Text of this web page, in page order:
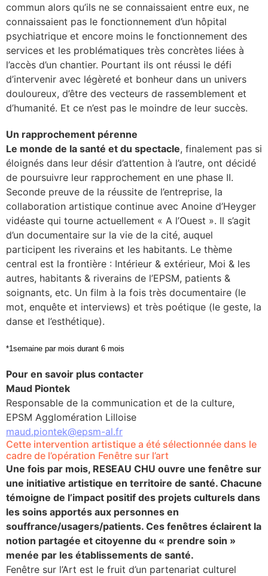
commun alors qu’ils ne se connaissaient entre eux, ne
connaissaient pas le fonctionnement d’un hôpital
psychiatrique et encore moins le fonctionnement des
services et les problématiques très concrètes liées à
l’accès d’un chantier. Pourtant ils ont réussi le défi
d’intervenir avec légèreté et bonheur dans un univers
douloureux, d’être des vecteurs de rassemblement et
d’humanité. Et ce n’est pas le moindre de leur succès.
Un rapprochement pérenne
Le monde de la santé et du spectacle, finalement pas si
éloignés dans leur désir d’attention à l’autre, ont décidé
de poursuivre leur rapprochement en une phase II.
Seconde preuve de la réussite de l’entreprise, la
collaboration artistique continue avec Anoine d’Heyger
vidéaste qui tourne actuellement « A l’Ouest ». Il s’agit
d’un documentaire sur la vie de la cité, auquel
participent les riverains et les habitants. Le thème
central est la frontière : Intérieur & extérieur, Moi & les
autres, habitants & riverains de l’EPSM, patients &
soignants, etc. Un film à la fois très documentaire (le
mot, enquête et interviews) et très poétique (le geste, la
danse et l’esthétique).
*1semaine par mois durant 6 mois
Pour en savoir plus contacter
Maud Piontek
Responsable de la communication et de la culture,
EPSM Agglomération Lilloise
maud.piontek@epsm-al.fr
Cette intervention artistique a été sélectionnée dans le
cadre de l’opération Fenêtre sur l’art
Une fois par mois, RESEAU CHU ouvre une fenêtre sur
une initiative artistique en territoire de santé. Chacune
témoigne de l’impact positif des projets culturels dans
les soins apportés aux personnes en
souffrance/usagers/patients. Ces fenêtres éclairent la
notion partagée et citoyenne du « prendre soin »
menée par les établissements de santé.
Fenêtre sur l’Art est le fruit d’un partenariat culturel